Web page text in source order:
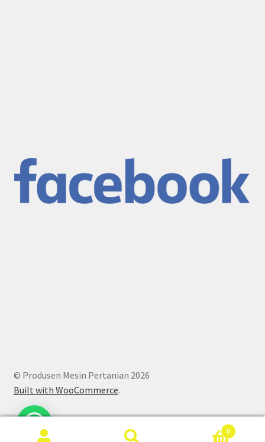
© Produsen Mesin Pertanian 2026
Built with WooCommerce.
0